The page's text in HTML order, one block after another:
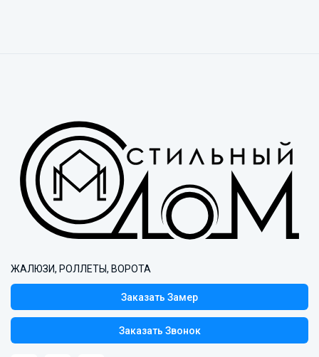
ЖАЛЮЗИ, РОЛЛЕТЫ, ВОРОТА
Заказать Замер
Заказать Звонок